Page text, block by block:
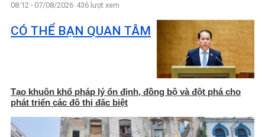
08:12 - 07/08/2026 436 lượt xem
CÓ THỂ BẠN QUAN TÂM
Tạo khuôn khổ pháp lý ổn định, đồng bộ và đột phá cho
phát triển các đô thị đặc biệt